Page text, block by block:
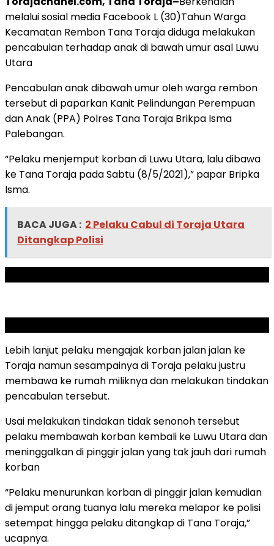
melalui sosial media Facebook L (30)Tahun Warga
Kecamatan Rembon Tana Toraja diduga melakukan
pencabulan terhadap anak di bawah umur asal Luwu
Utara
Pencabulan anak dibawah umur oleh warga rembon
tersebut di paparkan Kanit Pelindungan Perempuan
dan Anak (PPA) Polres Tana Toraja Brikpa Isma
Palebangan.
“Pelaku menjemput korban di Luwu Utara, lalu dibawa
ke Tana Toraja pada Sabtu (8/5/2021),” papar Bripka
Isma.
BACA JUGA : 2 Pelaku Cabul di Toraja Utara
Ditangkap Polisi
Lebih lanjut pelaku mengajak korban jalan jalan ke
Toraja namun sesampainya di Toraja pelaku justru
membawa ke rumah miliknya dan melakukan tindakan
pencabulan tersebut.
Usai melakukan tindakan tidak senonoh tersebut
pelaku membawah korban kembali ke Luwu Utara dan
meninggalkan di pinggir jalan yang tak jauh dari rumah
korban
“Pelaku menurunkan korban di pinggir jalan kemudian
di jemput orang tuanya lalu mereka melapor ke polisi
setempat hingga pelaku ditangkap di Tana Toraja,”
ucapnya.